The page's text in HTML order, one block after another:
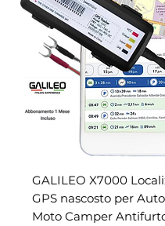
GALILEO X7000
GPS nascosto per
Moto Camper